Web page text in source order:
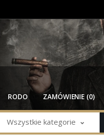
RODO ZAMÓWIENIE (0)
Wszystkie kategorie